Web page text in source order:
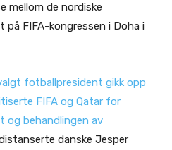
mellom de nordiske
FIFA-kongressen i Doha i
fotballpresident gikk opp
FIFA og Qatar for
og behandlingen av
danske Jesper